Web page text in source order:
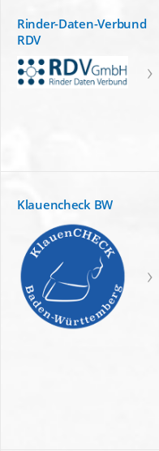
Rinder-Daten-Verbund
RDV
Klauencheck BW